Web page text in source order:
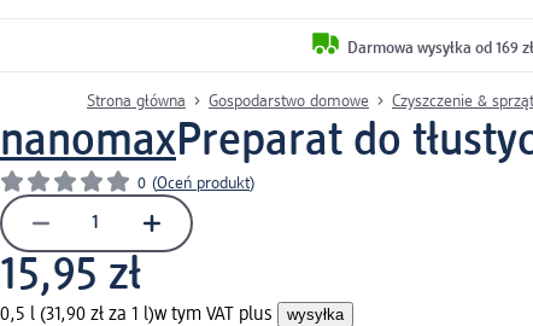
Darmowa wysyłka od 169 zł
Strona główna Gospodarstwo domowe Czyszczenie &
nanomaxPreparat do
0 (Oceń produkt)
15,95 zł
0,5 l (31,90 zł za 1 l)w tym VAT plus wysyłka